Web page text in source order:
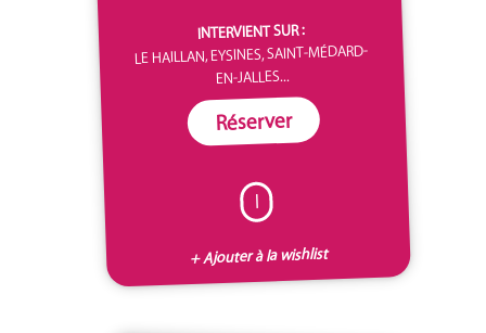
INTERVIENT SUR :
LE HAILLAN, EYSINES, SAINT-MÉDARD-
EN-JALLES...
Réserver
I
+ Ajouter à la wishlist